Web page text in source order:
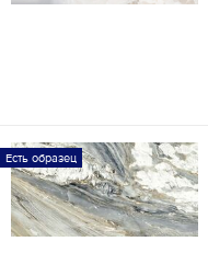
Есть образец